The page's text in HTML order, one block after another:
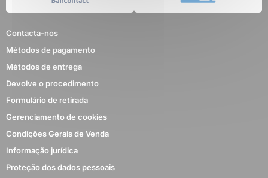
Contacta-nos
Métodos de pagamento
Métodos de entrega
Devolve o procedimento
Formulário de retirada
Gerenciamento de cookies
Condições Gerais de Venda
Informação jurídica
Proteção dos dados pessoais